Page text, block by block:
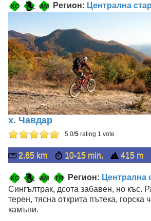
Регион: Централна
х. Чавдар
5.0/5 rating 1 vote
2.65 km 10-15 min. 415 m
Регион: Централна
Сингълтрак, дсота забавен, но къс.
терен, тясна открита пътека, горска
камъни.